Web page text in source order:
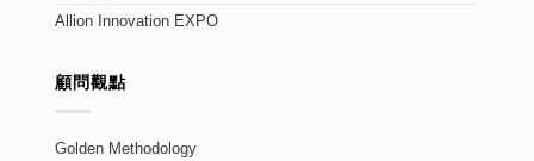
Allion Innovation EXPO
顧問觀點
Golden Methodology